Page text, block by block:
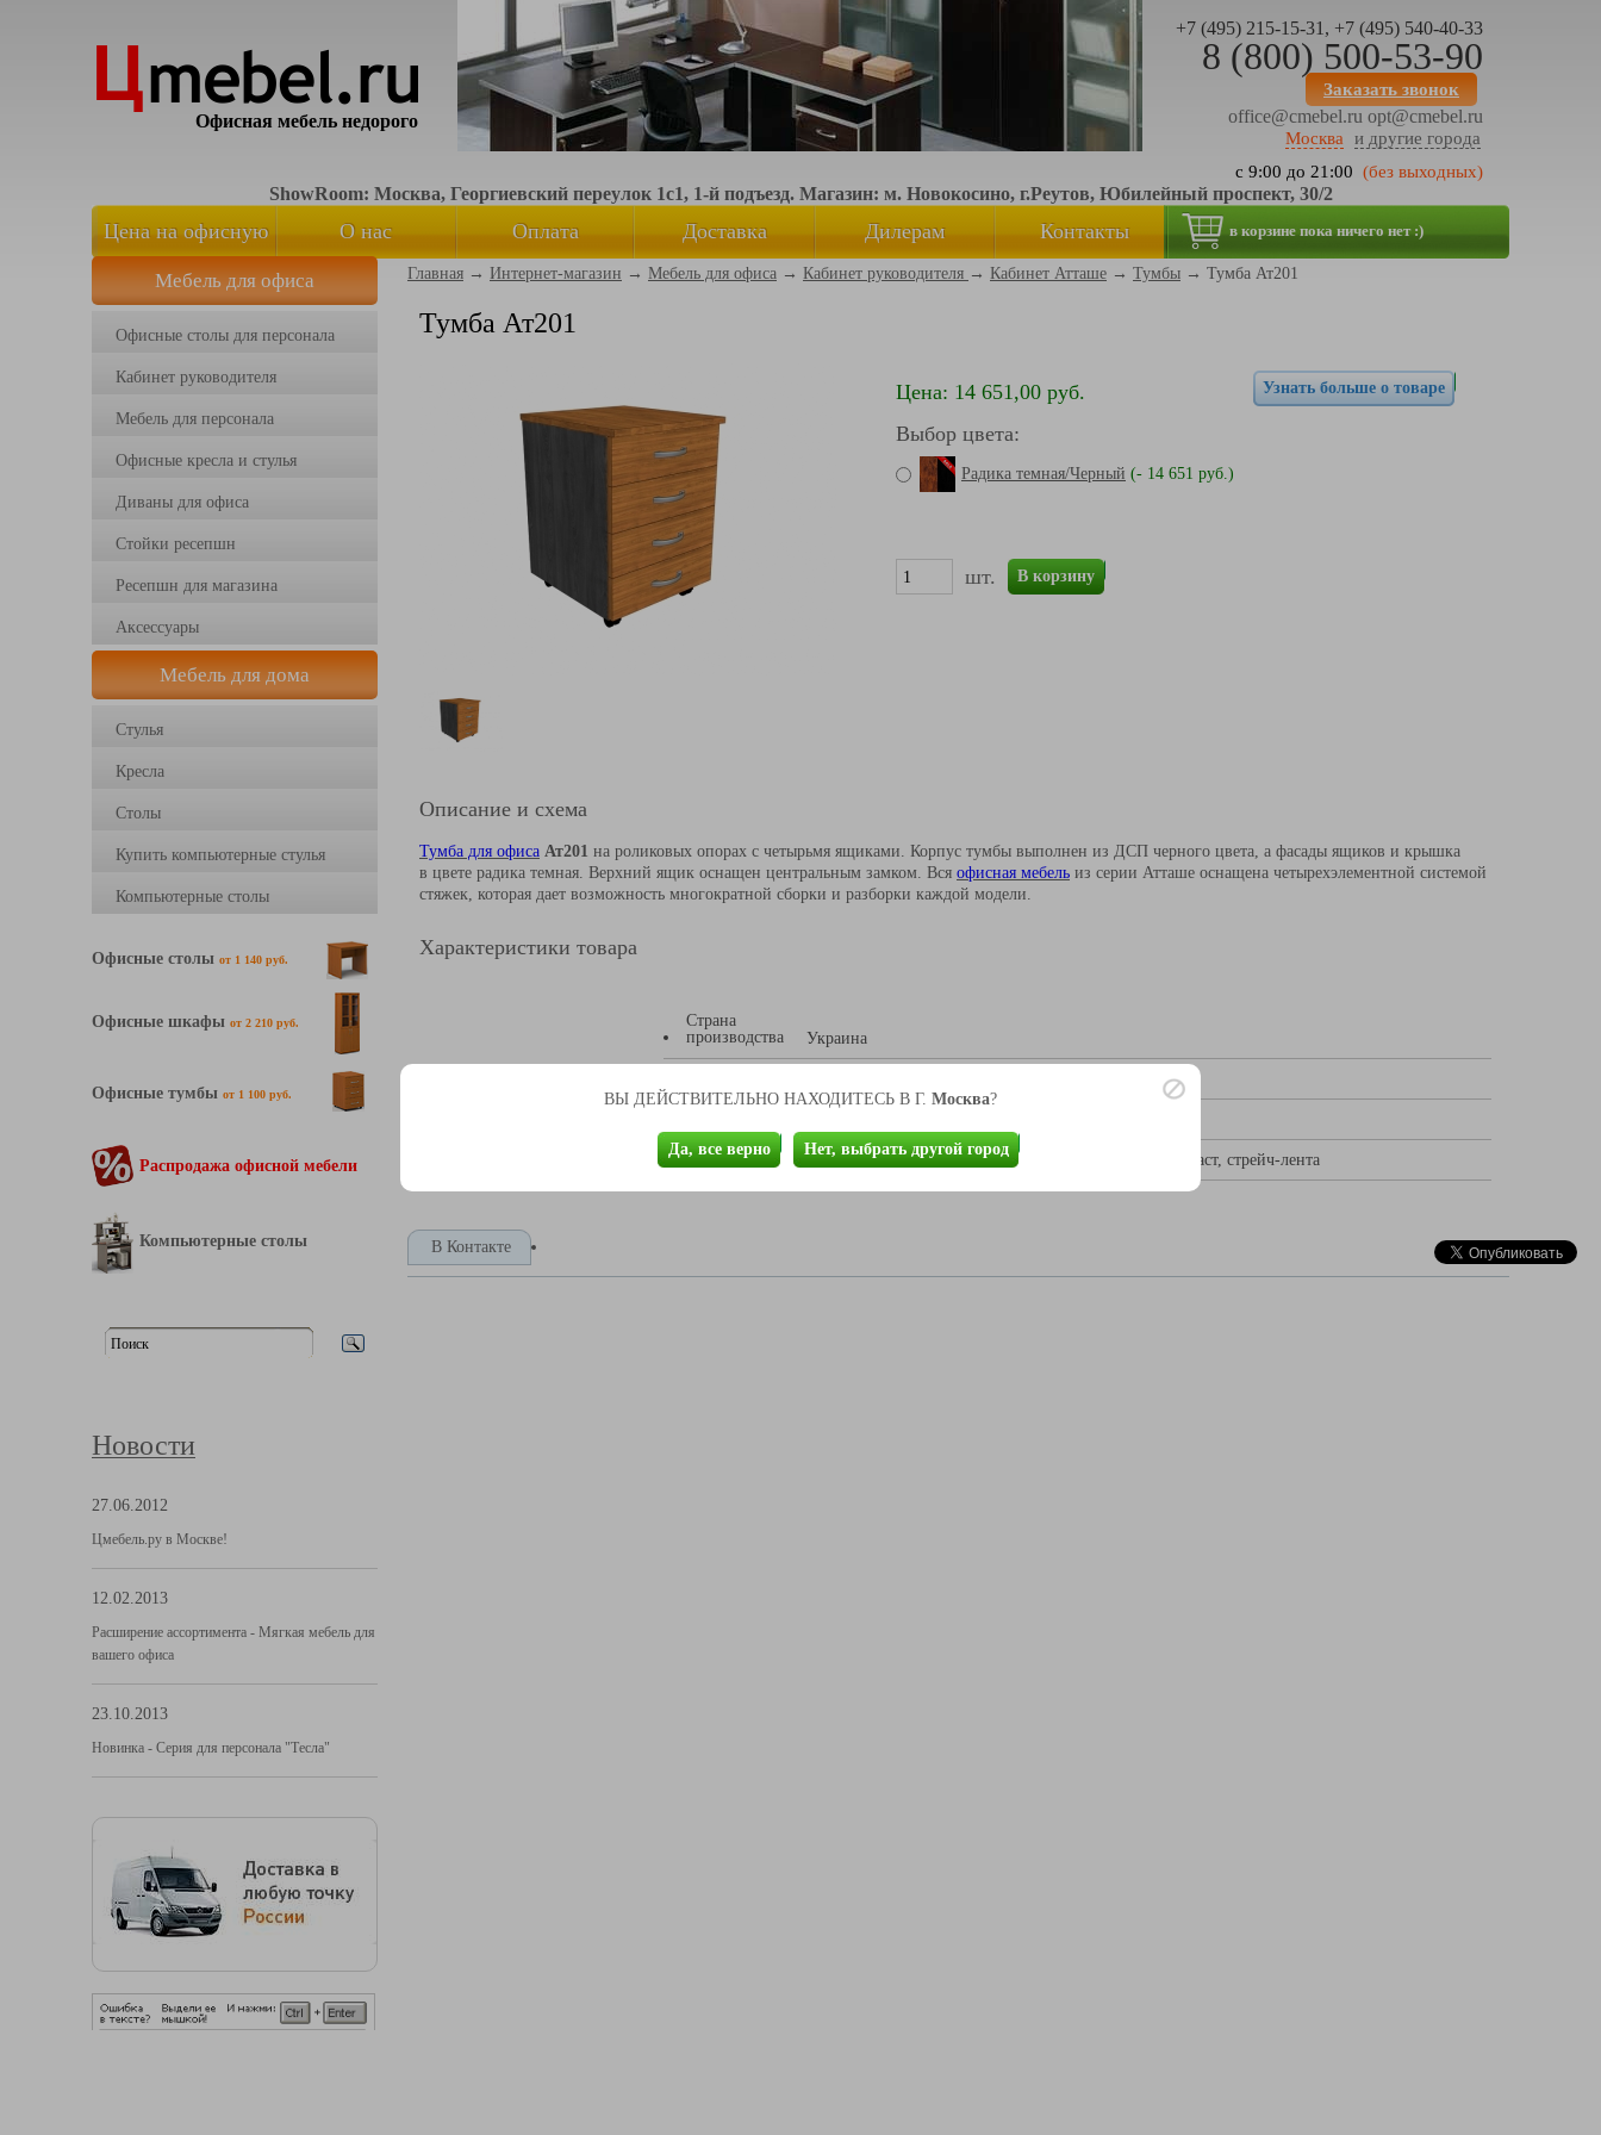
ВЫ ДЕЙСТВИТЕЛЬНО НАХОДИТЕСЬ В Г. Москва?
Да, все верно Нет, выбрать другой город
Офисная мебель недорого
+7 (495) 215-15-31, +7 (495) 540-40-33
8 (800) 500-53-90
Заказать звонок
office@cmebel.ru opt@cmebel.ru
Москва
и другие города
с 9:00 до 21:00 (без выходных)
ShowRoom: Москва, Георгиевский переулок 1с1, 1-й подъезд. Магазин: м. Новокосино, г.Реутов, Юбилейный проспект, 30/2
Цена на офисную
мебель
О нас Оплата Доставка Дилерам Контакты в корзине пока ничего нет :)
Мебель для офиса
Офисные столы для персонала
Кабинет руководителя
Мебель для персонала
Офисные кресла и стулья
Диваны для офиса
Стойки ресепшн
Ресепшн для магазина
Аксессуары
Мебель для дома
Стулья
Кресла
Столы
Купить компьютерные стулья
Компьютерные столы
Офисные столы от 1 140 руб.
Офисные шкафы от 2 210 руб.
Офисные тумбы от 1 100 руб.
Распродажа офисной мебели
Компьютерные столы
Новости
27.06.2012
Цмебель.ру в Москве!
12.02.2013
Расширение ассортимента - Мягкая мебель для
вашего офиса
23.10.2013
Новинка - Серия для персонала "Тесла"
Главная → Интернет-магазин → Мебель для офиса → Кабинет руководителя → Кабинет Атташе → Тумбы → Тумба Ат201
Тумба Ат201
Цена: 14 651,00 руб.
Выбор цвета:
Радика темная/Черный (- 14 651 руб.)
шт. В корзину
Узнать больше о товаре
Описание и схема
Тумба для офиса Ат201 на роликовых опорах с четырьмя ящиками. Корпус тумбы выполнен из ДСП черного цвета, а фасады ящиков и крышка
в цвете радика темная. Верхний ящик оснащен центральным замком. Вся офисная мебель из серии Атташе оснащена четырехэлементной системой
стяжек, которая дает возможность многократной сборки и разборки каждой модели.
Характеристики товара
Страна
производства
Украина
Упаковка пятислойный гофрокартон, защитные уголки, пенопласт, стрейч-лента
В Контакте